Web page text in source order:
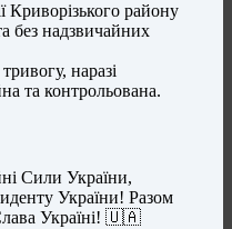
Криворізького району
без надзвичайних
наразі
та контрольована.
Сили України,
України! Разом
Україні! 🇺🇦